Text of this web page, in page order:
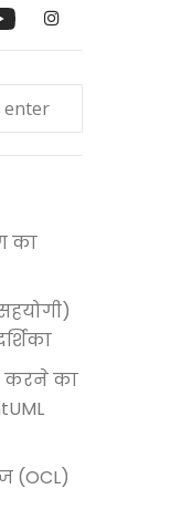
का
करने का
(OCL)